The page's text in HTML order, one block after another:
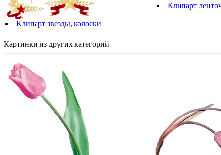
Клипарт звезды, колоски
Клипарт
Картинки из других категорий: